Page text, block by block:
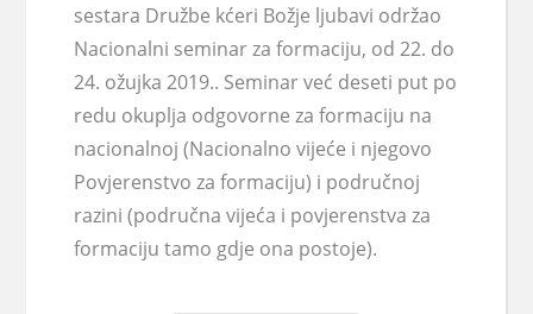
sestara Družbe kćeri Božje ljubavi održao
Nacionalni seminar za formaciju, od 22. do
24. ožujka 2019.. Seminar već deseti put po
redu okuplja odgovorne za formaciju na
nacionalnoj (Nacionalno vijeće i njegovo
Povjerenstvo za formaciju) i područnoj
razini (područna vijeća i povjerenstva za
formaciju tamo gdje ona postoje).